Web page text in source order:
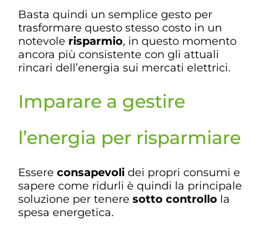
Basta quindi un semplice gesto per
trasformare questo stesso costo in un
notevole risparmio, in questo momento
ancora più consistente con gli attuali
rincari dell’energia sui mercati elettrici.
Imparare a gestire
l’energia per risparmiare
Essere consapevoli dei propri consumi e
sapere come ridurli è quindi la principale
soluzione per tenere sotto controllo la
spesa energetica.